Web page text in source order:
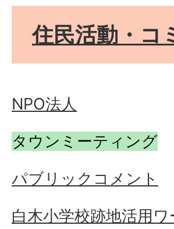
住民活動・コ
NPO法人
タウンミーティング
パブリックコメント
白木小学校跡地活用